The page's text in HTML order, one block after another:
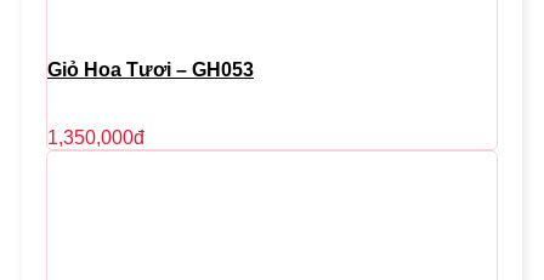
Giỏ Hoa Tươi – GH053
1,350,000đ